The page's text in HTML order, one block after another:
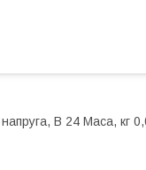
В 24 Маса, кг